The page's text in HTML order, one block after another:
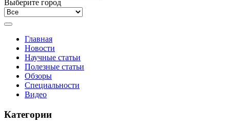
Выберите город
Главная
Новости
Научные статьи
Полезные статьи
Обзоры
Специальности
Видео
Категории